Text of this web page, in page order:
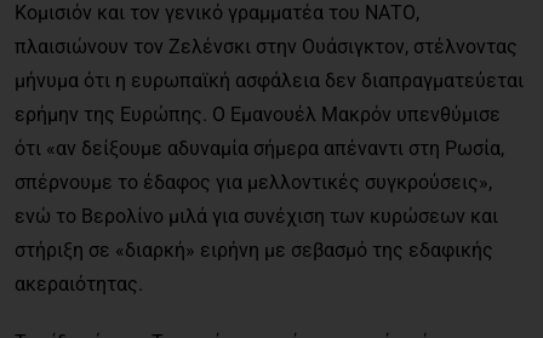
Κομισιόν και τον γενικό γραμματέα του ΝΑΤΟ,
πλαισιώνουν τον Ζελένσκι στην Ουάσιγκτον, στέλνοντας
μήνυμα ότι η ευρωπαϊκή ασφάλεια δεν διαπραγματεύεται
ερήμην της Ευρώπης. Ο Εμανουέλ Μακρόν υπενθύμισε
ότι «αν δείξουμε αδυναμία σήμερα απέναντι στη Ρωσία,
σπέρνουμε το έδαφος για μελλοντικές συγκρούσεις»,
ενώ το Βερολίνο μιλά για συνέχιση των κυρώσεων και
στήριξη σε «διαρκή» ειρήνη με σεβασμό της εδαφικής
ακεραιότητας.